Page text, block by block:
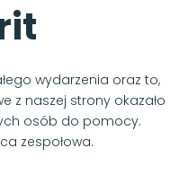
wydarzenia oraz to,
z naszej strony okazało
osób do pomocy.
zespołowa.